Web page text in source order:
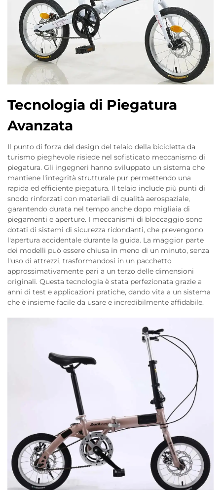
Tecnologia di Piegatura
Avanzata
Il punto di forza del design del telaio della bicicletta da
turismo pieghevole risiede nel sofisticato meccanismo di
piegatura. Gli ingegneri hanno sviluppato un sistema che
mantiene l'integrità strutturale pur permettendo una
rapida ed efficiente piegatura. Il telaio include più punti di
snodo rinforzati con materiali di qualità aerospaziale,
garantendo durata nel tempo anche dopo migliaia di
piegamenti e aperture. I meccanismi di bloccaggio sono
dotati di sistemi di sicurezza ridondanti, che prevengono
l'apertura accidentale durante la guida. La maggior parte
dei modelli può essere chiusa in meno di un minuto, senza
l'uso di attrezzi, trasformandosi in un pacchetto
approssimativamente pari a un terzo delle dimensioni
originali. Questa tecnologia è stata perfezionata grazie a
anni di test e applicazioni pratiche, dando vita a un sistema
che è insieme facile da usare e incredibilmente affidabile.